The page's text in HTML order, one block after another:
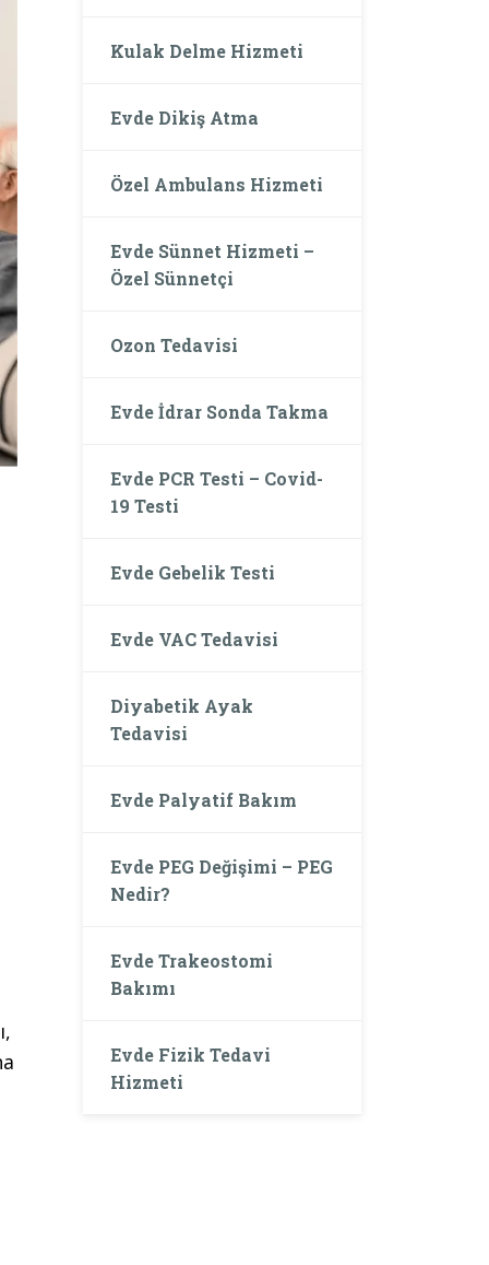
Kulak Delme Hizmeti
Evde Dikiş Atma
Özel Ambulans Hizmeti
Evde Sünnet Hizmeti –
Özel Sünnetçi
Ozon Tedavisi
Evde İdrar Sonda Takma
Evde PCR Testi – Covid-
19 Testi
Evde Gebelik Testi
Evde VAC Tedavisi
Diyabetik Ayak
Tedavisi
Evde Palyatif Bakım
Evde PEG Değişimi – PEG
Nedir?
Evde Trakeostomi
Bakımı
Evde Fizik Tedavi
Hizmeti